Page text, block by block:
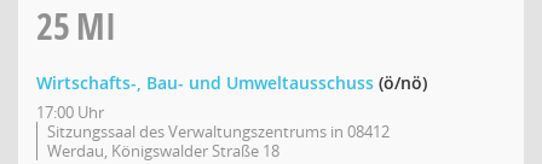
25MI
Wirtschafts-, Bau- und Umweltausschuss (ö/nö)
17:00 Uhr
Sitzungssaal des Verwaltungszentrums in 08412
Werdau, Königswalder Straße 18